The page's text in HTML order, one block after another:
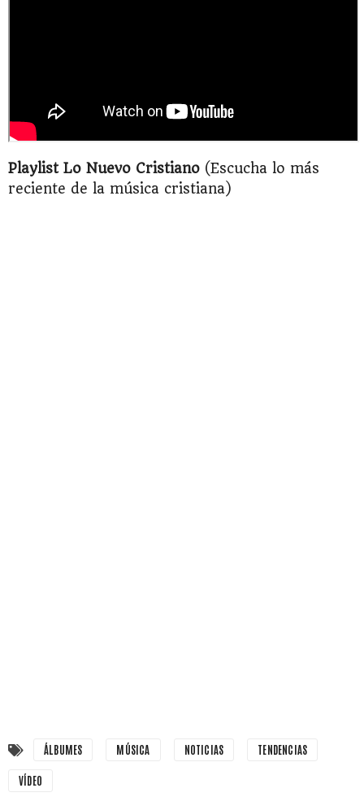
Playlist Lo Nuevo Cristiano (Escucha lo más
reciente de la música cristiana)
ÁLBUMES MÚSICA NOTICIAS TENDENCIAS
VÍDEO